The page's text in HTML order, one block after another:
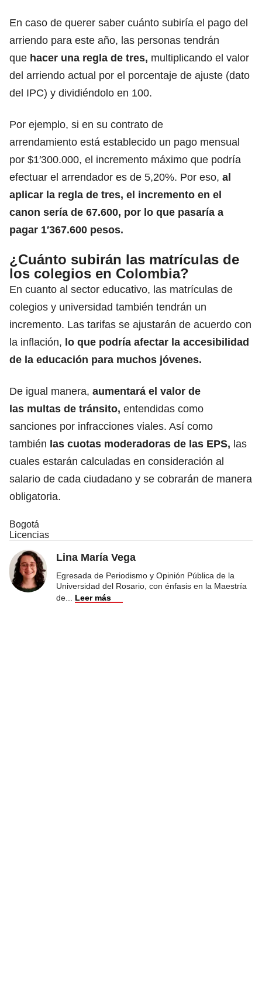
En caso de querer saber cuánto subiría el pago del
arriendo para este año, las personas tendrán
que hacer una regla de tres, multiplicando el valor
del arriendo actual por el porcentaje de ajuste (dato
del IPC) y dividiéndolo en 100.
Por ejemplo, si en su contrato de
arrendamiento está establecido un pago mensual
por $1′300.000, el incremento máximo que podría
efectuar el arrendador es de 5,20%. Por eso, al
aplicar la regla de tres, el incremento en el
canon sería de 67.600, por lo que pasaría a
pagar 1′367.600 pesos.
¿Cuánto subirán las matrículas de
los colegios en Colombia?
En cuanto al sector educativo, las matrículas de
colegios y universidad también tendrán un
incremento. Las tarifas se ajustarán de acuerdo con
la inflación, lo que podría afectar la accesibilidad
de la educación para muchos jóvenes.
De igual manera, aumentará el valor de
las multas de tránsito, entendidas como
sanciones por infracciones viales. Así como
también las cuotas moderadoras de las EPS, las
cuales estarán calculadas en consideración al
salario de cada ciudadano y se cobrarán de manera
obligatoria.
Bogotá
Licencias
Lina María Vega
Egresada de Periodismo y Opinión Pública de la
Universidad del Rosario, con énfasis en la Maestría
de
Leer más